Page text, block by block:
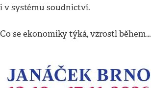
i v systému soudnictví.
Co se ekonomiky týká, vzrostl během…